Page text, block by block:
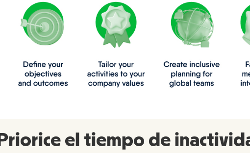
Priorice el tiempo de